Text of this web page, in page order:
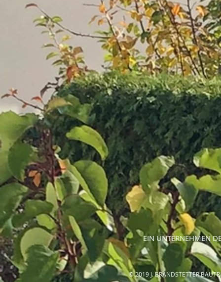
© 2019 J. BRANDSTETTER
EIN UNTERNEHMEN